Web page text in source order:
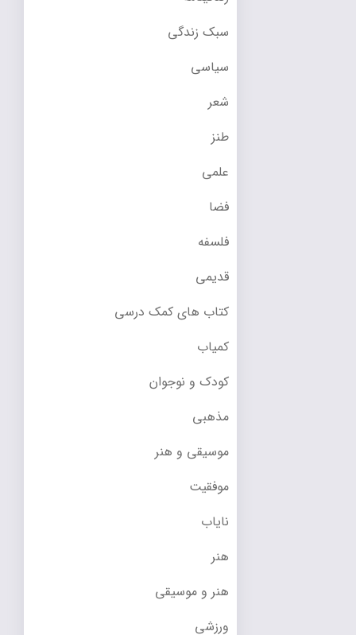
سبک زندگی
سیاسی
شعر
طنز
علمی
فضا
فلسفه
قدیمی
کتاب های کمک درسی
کمیاب
کودک و نوجوان
مذهبی
موسیقی و هنر
موفقیت
نایاب
هنر
هنر و موسیقی
ورزشی